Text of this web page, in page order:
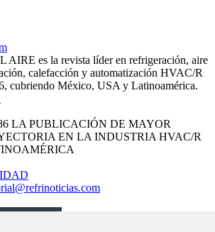
es la revista líder en refrigeración, aire
calefacción y automatización HVAC/R
cubriendo México, USA y Latinoamérica.
LA PUBLICACIÓN DE MAYOR
EN LA INDUSTRIA HVAC/R